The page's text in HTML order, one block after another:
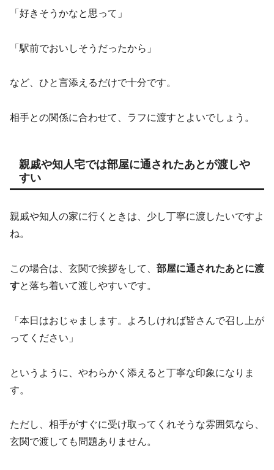
「好きそうかなと思って」
「駅前でおいしそうだったから」
など、ひと言添えるだけで十分です。
相手との関係に合わせて、ラフに渡すとよいでしょう。
親戚や知人宅では部屋に通されたあとが渡しや
すい
親戚や知人の家に行くときは、少し丁寧に渡したいですよ
ね。
この場合は、玄関で挨拶をして、 部屋に通されたあとに渡
すと落ち着いて渡しやすいです。
「本日はおじゃまします。よろしければ皆さんで召し上が
ってください」
というように、やわらかく添えると丁寧な印象になりま
す。
ただし、相手がすぐに受け取ってくれそうな雰囲気なら、
玄関で渡しても問題ありません。